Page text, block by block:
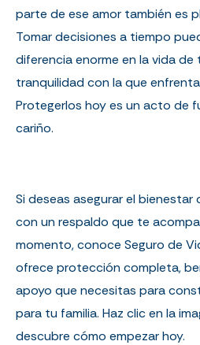
parte de ese amor también es
Tomar decisiones a tiempo
diferencia enorme en la vida de
tranquilidad con la que
Protegerlos hoy es un acto de
cariño.
Si deseas asegurar el
con un respaldo que te
momento, conoce Seguro de
ofrece protección completa,
apoyo que necesitas para
para tu familia. Haz clic en la
descubre cómo empezar hoy.